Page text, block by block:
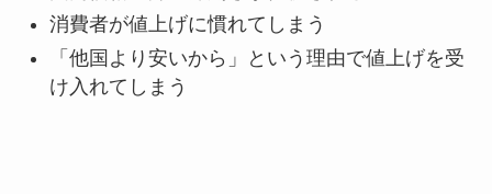
消費者が値上げに慣れてしまう
「他国より安いから」という理由で値上げを受
け入れてしまう